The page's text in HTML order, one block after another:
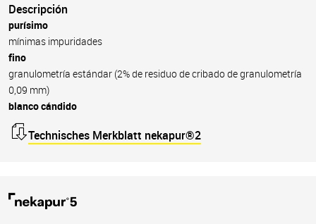
Descripción
purísimo
mínimas impuridades
fino
granulometría estándar (2% de residuo de cribado de granulometría
0,09 mm)
blanco cándido
Technisches Merkblatt nekapur®2